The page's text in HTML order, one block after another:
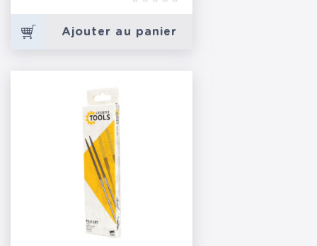
Ajouter au panier